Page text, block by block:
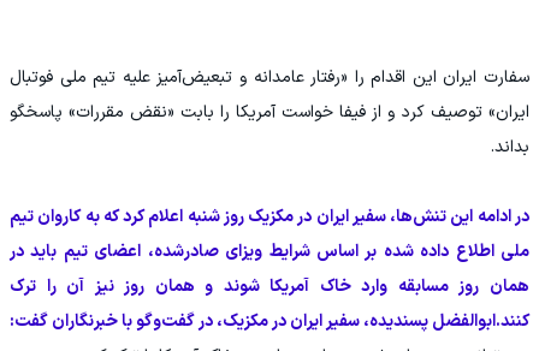
سفارت ایران این اقدام را «رفتار عامدانه و تبعیض‌آمیز علیه تیم ملی فوتبال
ایران» توصیف کرد و از فیفا خواست آمریکا را بابت «نقض مقررات» پاسخگو
بداند.
در ادامه این تنش‌ها، سفیر ایران در مکزیک روز شنبه اعلام کرد که به کاروان تیم
ملی اطلاع داده شده بر اساس شرایط ویزای صادرشده، اعضای تیم باید در
همان روز مسابقه وارد خاک آمریکا شوند و همان روز نیز آن را ترک
کنند.ابوالفضل پسندیده، سفیر ایران در مکزیک، در گفت‌وگو با خبرنگاران گفت: